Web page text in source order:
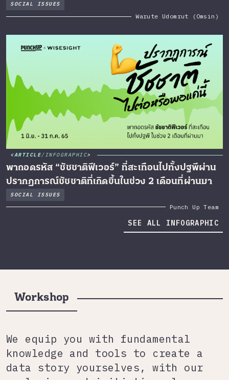
SOCIAL ISSUES
Warute Udomrut (Omsin)
ARTICLE/INFOGRAPHIC
พาถอดรหัส “ชัชชาติฟีเวอร์” ที่สะเทือนไปทั้งปฐพีผ่าน
ปรากฏการณ์ชัชชาติที่เกิดขึ้นในช่วง 2 เดือนที่ผ่านมา
SOCIAL ISSUES
Punch Up Team
SEE ALL INFOGRAPHIC
Workshop
We equip you with fundamental
knowledge and tools to create a
data story yourselves, with our